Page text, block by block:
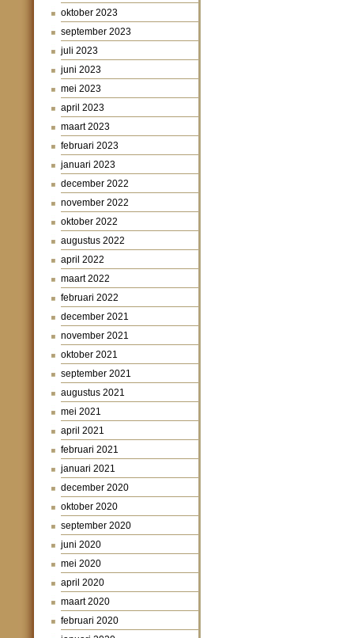
oktober 2023
september 2023
juli 2023
juni 2023
mei 2023
april 2023
maart 2023
februari 2023
januari 2023
december 2022
november 2022
oktober 2022
augustus 2022
april 2022
maart 2022
februari 2022
december 2021
november 2021
oktober 2021
september 2021
augustus 2021
mei 2021
april 2021
februari 2021
januari 2021
december 2020
oktober 2020
september 2020
juni 2020
mei 2020
april 2020
maart 2020
februari 2020